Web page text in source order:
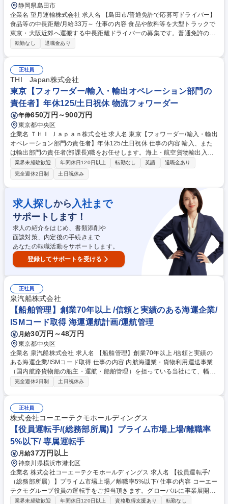
静岡県島田市
企業名 望月運輸株式会社 求人名 【島田市/普通免許で応募可ドライバー】
食品等の中長距離/月給33万～ 仕事の内容 食品や飲料等を大型トラックで
東京・大阪近郊へ運搬する中長距離ドライバーの募集です。普通免許のみ
でも応募可能で、未経験から月給33万円以上を目指せます。パレット積み
郊へ運搬します。 【業務範囲】荷積み・荷降ろしはパレット積みが基本
で、フォークリフトやカーゴ台車を活用します。 【特徴】納品時間は午前
中など幅を持った指定が多く、予約制導入により無理な運行や過剰な荷待
ちはありません。全車両にドラレコ・バックモニター・デジタコを完備。
※変更の範囲：会社の定める業務 募集職種 【島田市/普通免許で応募可ド
ライバー】食品等の中長距離/月給33万～
転勤なし 退職金あり
正社員
THI Japan株式会社
東京【フォワーダー/輸入・輸出オペレーション部門の
責任者】年休125/土日祝休 物流フォワーダー
年俸650万円～900万円
東京都中央区
企業名 ＴＨＩ Ｊａｐａｎ株式会社 求人名 東京【フォワーダー/輸入・輸出
オペレーション部門の責任者】年休125/土日祝休 仕事の内容 輸入、また
は輸出部門の責任者(部課長)職をお任せします。海上・航空貨物輸出入オ
ペレーション・カスタマーサービス業務を行いつつチームマネジメントや
利益管理等会社全体・部門の成長施策を実行いただきます。 【詳細】■海
上・航空貨物輸出入の手配 ■海外拠点(T3EX/海外代理店)とのメール/電話
等でのやりとり ■輸出入手続書類の作成 ■顧客対応(メール/電話等) 【特
徴】分業制ではなく一気通貫で顧客担当/輸出入のうち、輸入が約8割/海上
運送の割合が高い/英語はメールの読み書き中心で会話機会少なめ 当社で
は航空輸送、海上輸送を扱っています。それらの詳細な業務内容は備考欄
を参照。 募集職種 東京【フォワーダー/輸入・輸出オペレーション部門の
責任者】年休125/土日祝休
業界未経験歓迎 年間休日120日以上 転勤なし 英語
退職金あり
完全週休2日制
土日祝休み
求人探しから 入社まで
サポートします！
求人の紹介をはじめ、書類添削や
面談対策、内定後の手続きまで
あなたの転職活動をサポートします。
登録してサポートを受ける
正社員
泉汽船株式会社
【船舶管理】創業70年以上 /信頼と実績のある海運企業/
ISMコード取得 海運運航計画/運航管理
月給30万円～48万円
東京都中央区
企業名 泉汽船株式会社 求人名 【船舶管理】創業70年以上 /信頼と実績の
ある海運企業/ISMコード取得 仕事の内容 内航海運業・貨物利用運送事業
（国内航路貨物船の船主・運航・船舶管理）を担っている当社にて、幅広
い船舶管理業務をお任せします。 ■当社の管理船舶の用船先企業の窓口業
理 ■社内ローテーションにより、様々な業務を経験していただきます。 募
集職種 【船舶管理】創業70年以上 /信頼と実績のある海運企業/ISMコード
取得
完全週休2日制 土日祝休み
正社員
株式会社コーエーテクモホールディングス
【役員運転手/(総務部所属)】プライム市場上場/離職率
5%以下/ 専属運転手
月給37万円以上
神奈川県横浜市港北区
企業名 株式会社コーエーテクモホールディングス 求人名 【役員運転手/
（総務部所属）】プライム市場上場／離職率5%以下/ 仕事の内容 コーエー
テクモグループ役員の運転手をご担当頂きます。グローバルに事業展開す
る当社グループにおいて、多くの移動を日々伴う役員の安全･安心を担う
業界未経験歓迎 年間休日120日以上 資格取得支援あり
転勤なし